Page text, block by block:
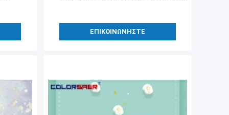
ΕΠΙΚΟΙΝΩΝΉΣΤΕ